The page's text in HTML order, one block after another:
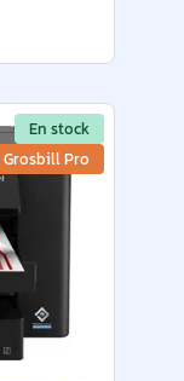
En stock
Pro